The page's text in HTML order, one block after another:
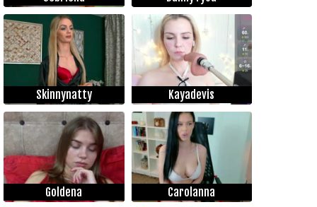
Skinnynatty Kayadevis
Goldena Carolanna